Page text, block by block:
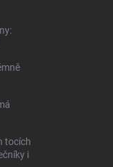
tocích
i